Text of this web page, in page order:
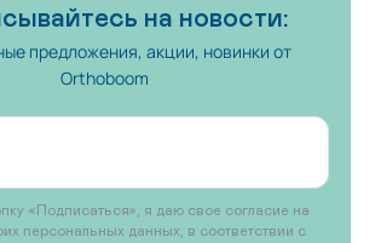
на новости:
предложения, акции, новинки от
Orthoboom
«Подписаться», я даю свое согласие на
персональных данных, в соответствии с